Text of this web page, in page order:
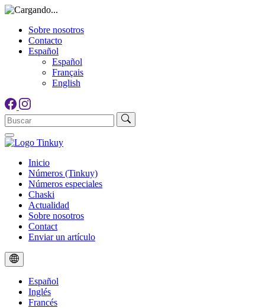
Sobre nosotros
Contacto
Español
Español
Français
English
Inicio
Números (Tinkuy)
Números especiales
Chaski
Actualidad
Sobre nosotros
Contact
Enviar un artículo
Español
Inglés
Francés